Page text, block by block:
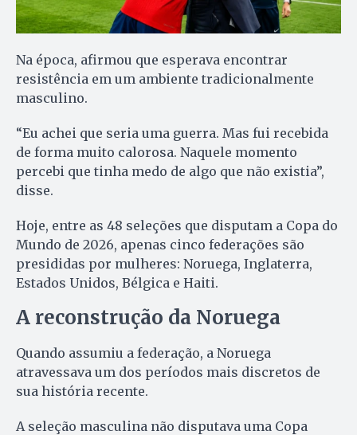
Na época, afirmou que esperava encontrar
resistência em um ambiente tradicionalmente
masculino.
“Eu achei que seria uma guerra. Mas fui recebida
de forma muito calorosa. Naquele momento
percebi que tinha medo de algo que não existia”,
disse.
Hoje, entre as 48 seleções que disputam a Copa do
Mundo de 2026, apenas cinco federações são
presididas por mulheres: Noruega, Inglaterra,
Estados Unidos, Bélgica e Haiti.
A reconstrução da Noruega
Quando assumiu a federação, a Noruega
atravessava um dos períodos mais discretos de
sua história recente.
A seleção masculina não disputava uma Copa